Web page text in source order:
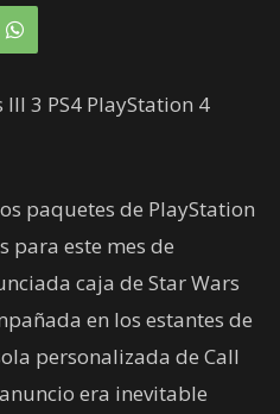
paquetes de PlayStation
para este mes de
caja de Star Wars
en los estantes de
personalizada de Call
era inevitable